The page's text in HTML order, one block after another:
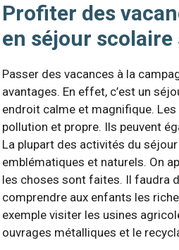
Profiter des
en séjour
Passer des vacances à la
avantages. En effet, c’est un
endroit calme et magnifique.
pollution et propre. Ils peuvent
La plupart des activités du
emblématiques et naturels. On
les choses sont faites. Il faudra
comprendre aux enfants les
exemple visiter les usines
ouvrages métalliques et le